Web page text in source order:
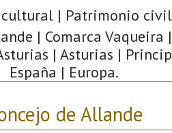
| Patrimonio civil
| Comarca Vaqueira
| Asturias |
España | Europa.
de Allande